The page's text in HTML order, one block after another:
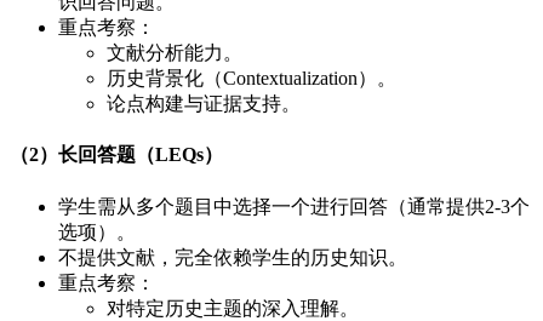
重点考察：
文献分析能力。
历史背景化（Contextualization）。
论点构建与证据支持。
（2）长回答题（LEQs）
学生需从多个题目中选择一个进行回答（通常提供2-3个
选项）。
不提供文献，完全依赖学生的历史知识。
重点考察：
对特定历史主题的深入理解。